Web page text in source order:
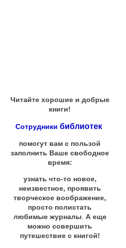
Читайте хорошие и добрые
книги!
Сотрудники библиотек
помогут вам с пользой
заполнить Ваше свободное
время:
узнать что-то новое,
неизвестное, проявить
творческое воображение,
просто полистать
любимые журналы А еще
можно совершить
путешествие с книгой!